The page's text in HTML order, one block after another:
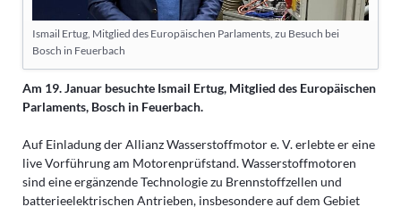
Ismail Ertug, Mitglied des Europäischen Parlaments, zu Besuch bei
Bosch in Feuerbach
Am 19. Januar besuchte Ismail Ertug, Mitglied des Europäischen
Parlaments, Bosch in Feuerbach.
Auf Einladung der Allianz Wasserstoffmotor e. V. erlebte er eine
live Vorführung am Motorenprüfstand. Wasserstoffmotoren
sind eine ergänzende Technologie zu Brennstoffzellen und
batterieelektrischen Antrieben, insbesondere auf dem Gebiet